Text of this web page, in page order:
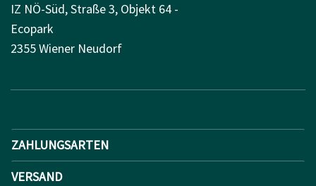
IZ NÖ-Süd, Straße 3, Objekt 64 -
Ecopark
2355 Wiener Neudorf
ZAHLUNGSARTEN
VERSAND